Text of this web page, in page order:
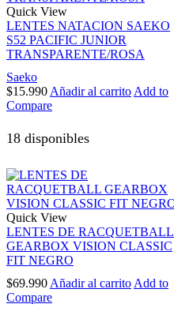
Quick View
LENTES NATACION SAEKO
S52 PACIFIC JUNIOR
TRANSPARENTE/ROSA
Saeko
$15.990 Añadir al carrito Add to
Compare
18 disponibles
Quick View
LENTES DE RACQUETBALL
GEARBOX VISION CLASSIC
FIT NEGRO
$69.990 Añadir al carrito Add to
Compare